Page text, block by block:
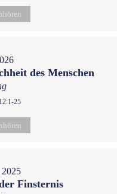
des Menschen
25
Finsternis